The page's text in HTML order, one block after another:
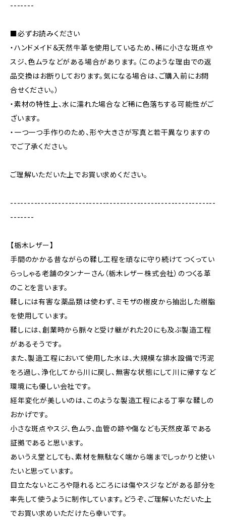
-------
■必ずお読みください
・ハンドメイド＆天然牛革を使用しているため、稀に小さな斑点や
スジ、色ムラなどがある場合があります。（このような理由での返
品交換はお断りしております。気になる場合は、ご購入前にお問
合せください。）
・素材の特性上、水に濡れた場合など稀に色落ちする可能性がご
ざいます。
・一つ一つ手作りのため、形や大きさが写真と若干異なりますの
でご了承ください。
ご理解いただいた上でお買い求めください。
------------------------------------------------------------
-------
【栃木レザー】
手間のかかる昔ながらの鞣し工程を頑なに守り続けてつくってい
らっしゃる老舗のタンナーさん（栃木レザー株式会社）のつくる革
のことを言います。
鞣しには有害な薬品類は使わず、ミモザの樹皮から抽出した樹脂
を使用しています。
鞣しには、創業時から脈々と受け継がれた20にも及ぶ製造工程
があるそうです。
また、製造工程において使用した水は、大規模な排水設備で汚泥
をろ過し、浄化してから川に戻し、無害な状態にして川に帰すなど
環境にも優しい会社です。
経年変化が美しいのは、このような製造工程による丁寧な鞣しの
おかげです。
小さな斑点やスジ、色ムラ、血管の跡や傷なども天然皮革である
証拠であると思います。
あいうえ堂としても、素材を無駄なく端から端までしっかりと使い
たいと思っています。
目立たないところや隠れるところには傷やスジなどがある部分を
率先して使うように制作しています。どうぞ、ご理解いただいた上
でお買い求めいただけたら幸いです。